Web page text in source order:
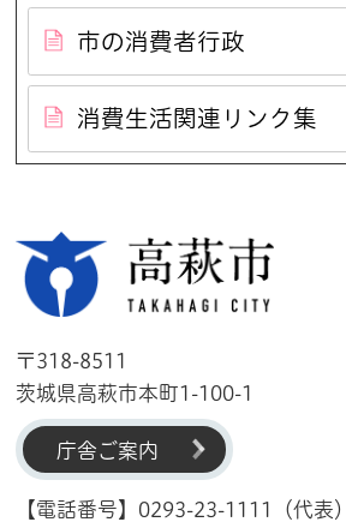
市の消費者行政
消費生活関連リンク集
〒318-8511
茨城県高萩市本町1-100-1
庁舎ご案内
【電話番号】0293-23-1111（代表）